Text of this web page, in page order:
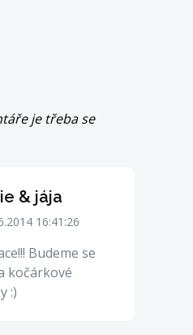
je třeba se
& jája
16:41:26
Budeme se
kočárkové
:)